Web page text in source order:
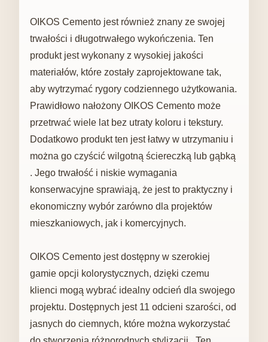
OIKOS Cemento jest również znany ze swojej
trwałości i długotrwałego wykończenia. Ten
produkt jest wykonany z wysokiej jakości
materiałów, które zostały zaprojektowane tak,
aby wytrzymać rygory codziennego użytkowania.
Prawidłowo nałożony OIKOS Cemento może
przetrwać wiele lat bez utraty koloru i tekstury.
Dodatkowo produkt ten jest łatwy w utrzymaniu i
można go czyścić wilgotną ściereczką lub gąbką
. Jego trwałość i niskie wymagania
konserwacyjne sprawiają, że jest to praktyczny i
ekonomiczny wybór zarówno dla projektów
mieszkaniowych, jak i komercyjnych.
OIKOS Cemento jest dostępny w szerokiej
gamie opcji kolorystycznych, dzięki czemu
klienci mogą wybrać idealny odcień dla swojego
projektu. Dostępnych jest 11 odcieni szarości, od
jasnych do ciemnych, które można wykorzystać